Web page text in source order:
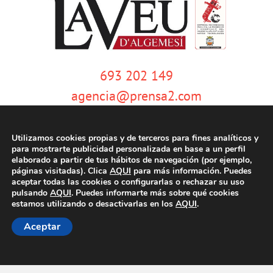
693 202 149
agencia@prensa2.com
© Copyright 2020 | La Veu d'Algemesí | Tots els drets reservats |
Utilizamos cookies propias y de terceros para fines analíticos y
para mostrarte publicidad personalizada en base a un perfil
elaborado a partir de tus hábitos de navegación (por ejemplo,
páginas visitadas). Clica AQUI para más información. Puedes
aceptar todas las cookies o configurarlas o rechazar su uso
pulsando AQUI. Puedes informarte más sobre qué cookies
estamos utilizando o desactivarlas en los AQUI.
Aceptar